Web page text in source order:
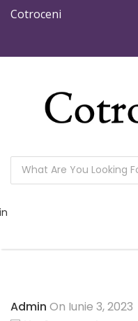
Cotroceni
Admin On Iunie 3, 2023